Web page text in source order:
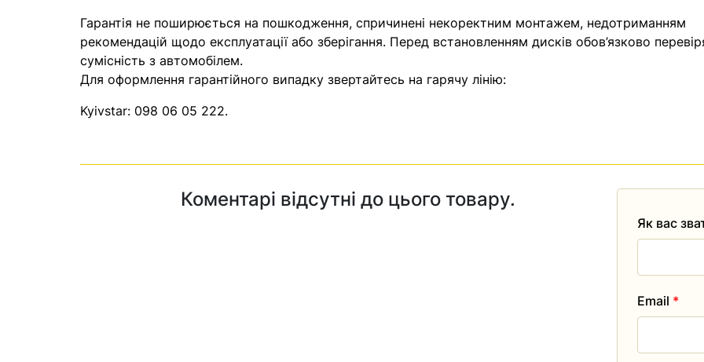
Гарантія не поширюється на пошкодження, спричинені некоректним монтажем, недотриманням
рекомендацій щодо експлуатації або зберігання. Перед встановленням дисків обов’язково
сумісність з автомобілем.
Для оформлення гарантійного випадку звертайтесь на гарячу лінію:
Kyivstar: 098 06 05 222.
Коментарі відсутні до цього товару.
Як вас
Email *